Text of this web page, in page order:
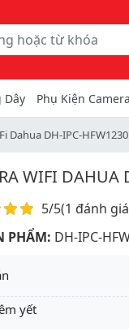
Dây Phụ Kiện Camera
Dahua DH-IPC-
WIFI DAHUA
Điểm đánh giá
5/5(1 đánh giá
PHẨM: DH-IPC-
yết